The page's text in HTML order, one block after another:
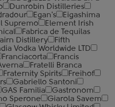
Dunrobin Distilleries
Egan's
Eigashima
Supremo
Element Irish
Fabrica de Tequilas
Distillery
Fifth
Vodka Worldwide LTD
Franciacorta
Francis
Fratelli Branca
Fraternity Spirits
Freihof
Gabriello Santoni
GAS Familia
Gastronom
Sperone
Giarola Savem